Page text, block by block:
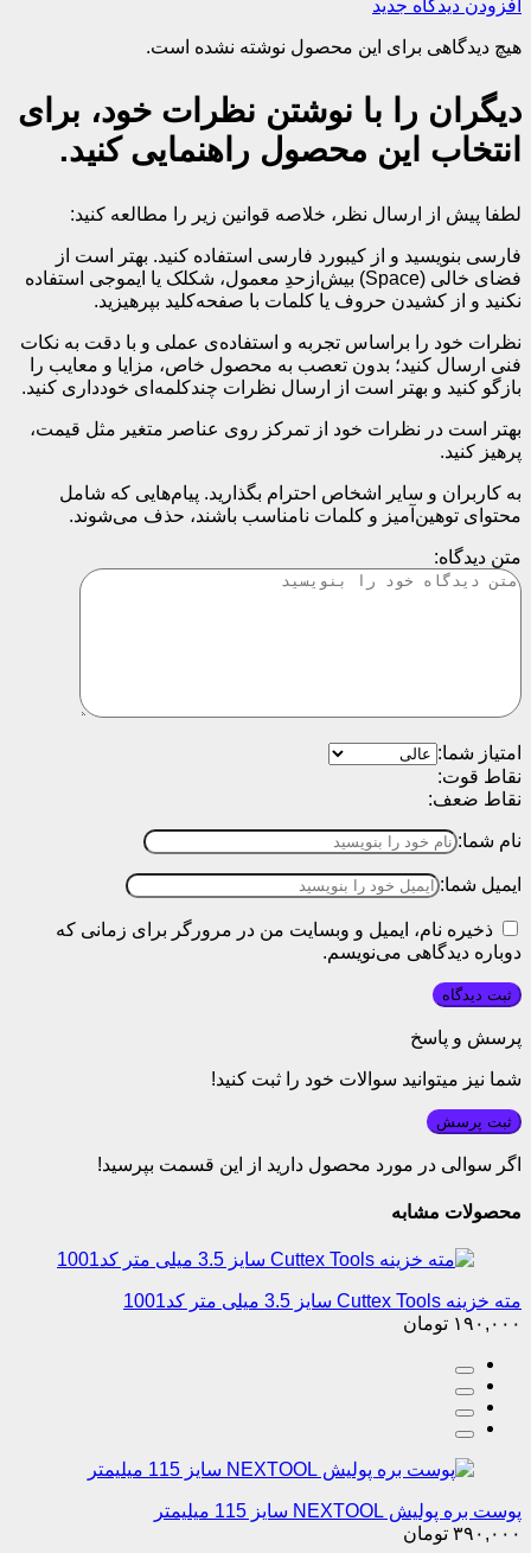
افزودن دیدگاه جدید
هیچ دیدگاهی برای این محصول نوشته نشده است.
دیگران را با نوشتن نظرات خود، برای
انتخاب این محصول راهنمایی کنید.
لطفا پیش از ارسال نظر، خلاصه قوانین زیر را مطالعه کنید:
فارسی بنویسید و از کیبورد فارسی استفاده کنید. بهتر است از
فضای خالی (Space) بیش‌از‌حدِ معمول، شکلک یا ایموجی استفاده
نکنید و از کشیدن حروف یا کلمات با صفحه‌کلید بپرهیزید.
نظرات خود را براساس تجربه و استفاده‌ی عملی و با دقت به نکات
فنی ارسال کنید؛ بدون تعصب به محصول خاص، مزایا و معایب را
بازگو کنید و بهتر است از ارسال نظرات چندکلمه‌‌ای خودداری کنید.
بهتر است در نظرات خود از تمرکز روی عناصر متغیر مثل قیمت،
پرهیز کنید.
به کاربران و سایر اشخاص احترام بگذارید. پیام‌هایی که شامل
محتوای توهین‌آمیز و کلمات نامناسب باشند، حذف می‌شوند.
متن دیدگاه:
امتیاز شما:
نقاط قوت:
نقاط ضعف:
نام شما:
ایمیل شما:
ذخیره نام، ایمیل و وبسایت من در مرورگر برای زمانی که
دوباره دیدگاهی می‌نویسم.
پرسش و پاسخ
شما نیز میتوانید سوالات خود را ثبت کنید!
ثبت پرسش
اگر سوالی در مورد محصول دارید از این قسمت بپرسید!
محصولات مشابه
مته خزینه Cuttex Tools سایز 3.5 میلی متر کد1001
۱۹۰,۰۰۰ تومان
پوست بره پولیش NEXTOOL سایز 115 میلیمتر
۳۹۰,۰۰۰ تومان